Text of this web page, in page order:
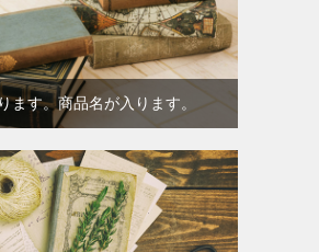
ます。商品名が入ります。